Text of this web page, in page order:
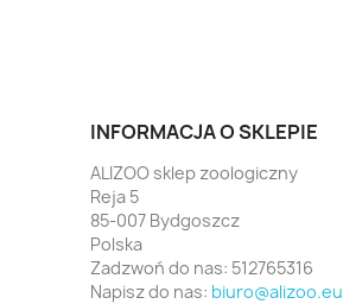
INFORMACJA O SKLEPIE
ALIZOO sklep zoologiczny
Reja 5
85-007 Bydgoszcz
Polska
Zadzwoń do nas: 512765316
Napisz do nas: biuro@alizoo.eu